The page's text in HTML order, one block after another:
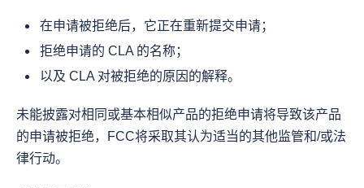
在申请被拒绝后，它正在重新提交申请；
拒绝申请的 CLA 的名称；
以及 CLA 对被拒绝的原因的解释。
未能披露对相同或基本相似产品的拒绝申请将导致该产品
的申请被拒绝，FCC将采取其认为适当的其他监管和/或法
律行动。